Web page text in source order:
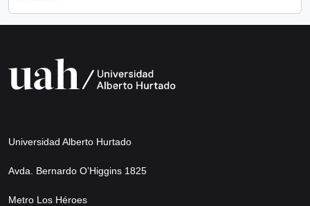
Universidad Alberto Hurtado
Avda. Bernardo O’Higgins 1825
Metro Los Héroes